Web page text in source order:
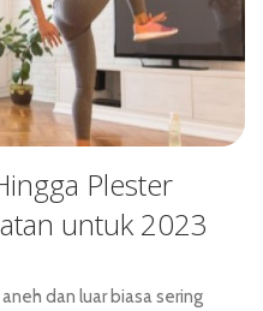
Plester
untuk 2023
dan luar biasa sering